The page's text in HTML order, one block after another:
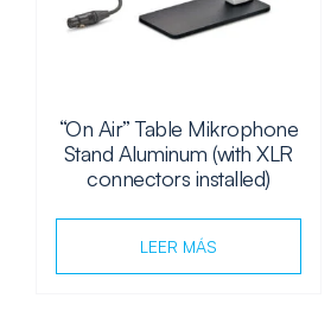
“On Air” Table Mikrophone
Stand Aluminum (with XLR
connectors installed)
LEER MÁS